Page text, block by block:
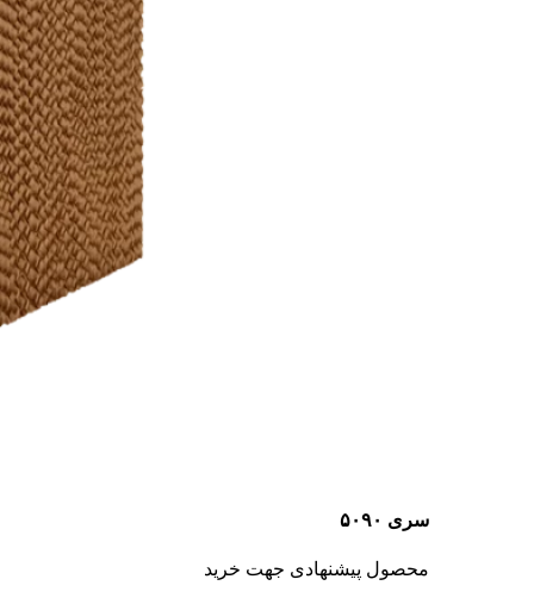
سری ۵۰۹۰
محصول پیشنهادی جهت خرید